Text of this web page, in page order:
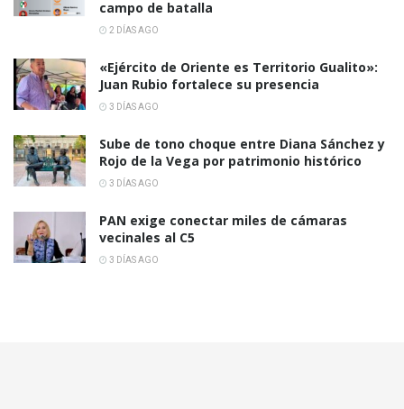
campo de batalla
2 DÍAS AGO
«Ejército de Oriente es Territorio Gualito»:
Juan Rubio fortalece su presencia
3 DÍAS AGO
Sube de tono choque entre Diana Sánchez y
Rojo de la Vega por patrimonio histórico
3 DÍAS AGO
PAN exige conectar miles de cámaras
vecinales al C5
3 DÍAS AGO